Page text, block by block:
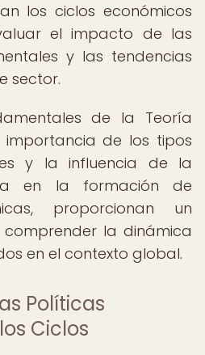
los ciclos económicos
el impacto de las
y las tendencias
sector.
de la Teoría
de los tipos
y la influencia de la
en la formación de
proporcionan un
la dinámica
en el contexto global.
Políticas
Ciclos